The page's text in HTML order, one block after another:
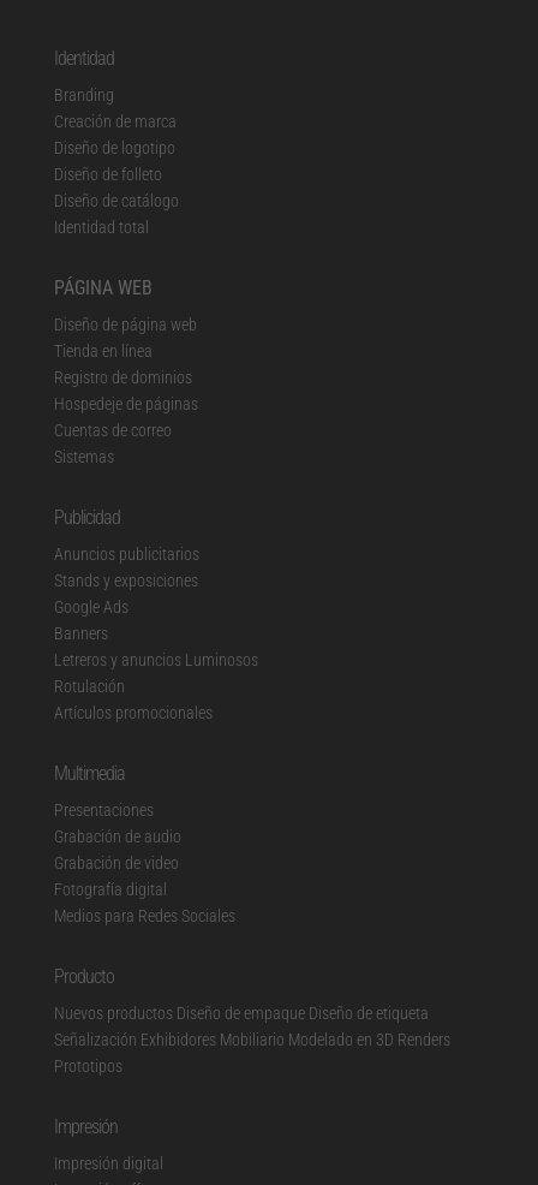
Identidad
Branding
Creación de marca
Diseño de logotipo
Diseño de folleto
Diseño de catálogo
Identidad total
PÁGINA WEB
Diseño de página web
Tienda en línea
Registro de dominios
Hospedeje de páginas
Cuentas de correo
Sistemas
Publicidad
Anuncios publicitarios
Stands y exposiciones
Google Ads
Banners
Letreros y anuncios Luminosos
Rotulación
Artículos promocionales
Multimedia
Presentaciones
Grabación de audio
Grabación de video
Fotografía digital
Medios para Redes Sociales
Producto
Nuevos productos Diseño de empaque Diseño de etiqueta
Señalización ExhibidoresMobiliario Modelado en 3D Renders
Prototipos
Impresión
Impresión digital